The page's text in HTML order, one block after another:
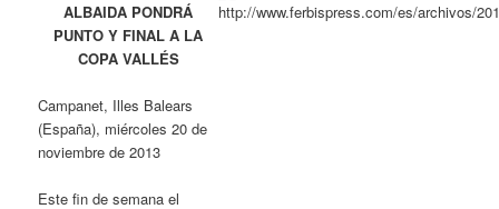
ALBAIDA PONDRÁ
PUNTO Y FINAL A LA
COPA VALLÉS
Campanet, Illes Balears
(España), miércoles 20 de
noviembre de 2013
Este fin de semana el